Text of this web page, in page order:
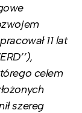
11 lat
celem
szereg